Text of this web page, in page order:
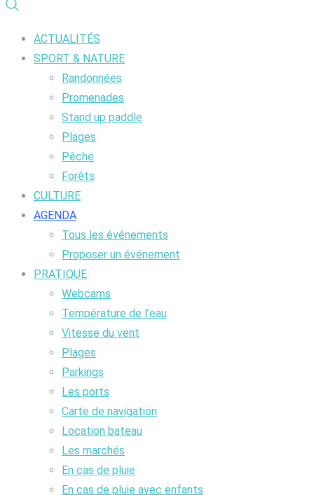
ACTUALITÉS
SPORT & NATURE
Randonnées
Promenades
Stand up paddle
Plages
Pêche
Forêts
CULTURE
AGENDA
Tous les événements
Proposer un événement
PRATIQUE
Webcams
Température de l’eau
Vitesse du vent
Plages
Parkings
Les ports
Carte de navigation
Location bateau
Les marchés
En cas de pluie
En cas de pluie avec enfants